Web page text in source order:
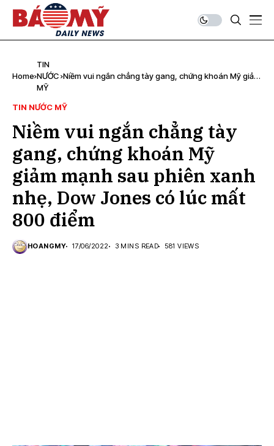
Home
TIN
NƯỚC
MỸ
Niềm vui ngắn chẳng tày gang, chứng khoán Mỹ giảm
TIN NƯỚC MỸ
Niềm vui ngắn chẳng tày
gang, chứng khoán Mỹ
giảm mạnh sau phiên xanh
nhẹ, Dow Jones có lúc mất
800 điểm
HOANGMY 17/06/2022 3 MINS READ 581 VIEWS